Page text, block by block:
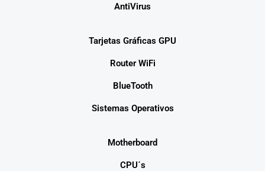
AntiVirus
Tarjetas Gráficas GPU
Router WiFi
BlueTooth
Sistemas Operativos
Motherboard
CPU´s